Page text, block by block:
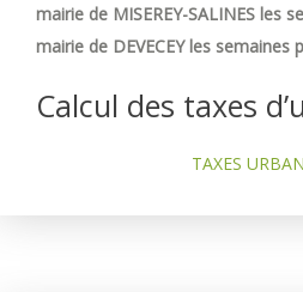
mairie de MISEREY-SALINES les
mairie de DEVECEY les semaines
Calcul des taxes
TAXES